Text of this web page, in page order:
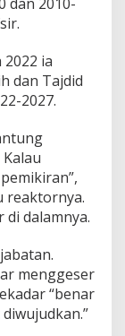
ia
dan Tajdid
2027.
reaktornya.
dalamnya.
menggeser
“benar